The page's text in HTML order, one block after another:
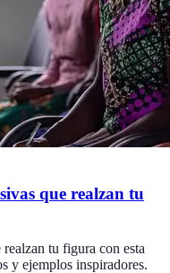
que realzan tu
tu figura con esta
y ejemplos inspiradores.